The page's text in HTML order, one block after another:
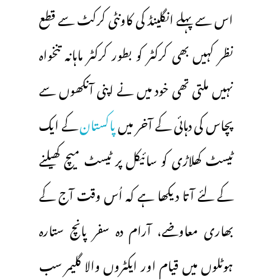
اس سے پہلے انگلینڈ کی کاونٹی کرکٹ سے قطع
نظر کہیں بھی کرکٹر کو بطور کرکٹر ماہانہ تنخواہ
نہیں ملتی تھی خود میں نے اپنی آنکھوں سے
پچاس کی دہائی کے آخر میںپاکستانکے ایک
ٹیسٹ کھلاڑی کو سائیکل پر ٹیسٹ میچ کھیلنے
کے لئے آتا دیکھا ہے کہ اُس وقت آج کے
بھاری معاوضے، آرام دہ سفر پانچ ستارہ
ہوٹلوں میں قیام اور ایکٹروں والا گلیمر سب